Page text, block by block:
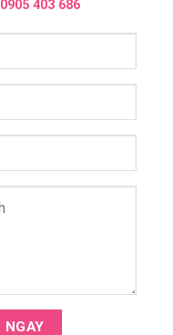
0905 403 686